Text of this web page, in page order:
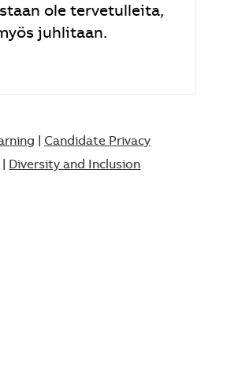
ole tervetulleita,
juhlitaan.
Candidate Privacy
Diversity and Inclusion​​​​​​​